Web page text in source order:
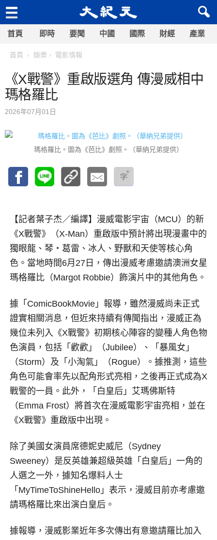
首頁 即時 要聞 中國 國際 財經 產業
首頁 娛樂 電影情報
《X戰警》重啟版選角 傳漫威相中
瑪格羅比
2026年07月01日
瑪格羅比。圖為《芭比》劇照。（華納兄弟提供）
【記者葉子杰／編譯】 漫威電影宇宙（MCU）的新
《X戰警》（X-Man）重啟版中預計將出現漫畫中的
獨眼龍、琴‧葛雷、冰人、野獸和天使等核心角
色。當地時間6月27日，傳出漫威考慮邀請澳洲女星
瑪格羅比（Margot Robbie）飾演片中的其他角色。
據「ComicBookMovie」報導，雖然漫威尚未正式
證實相關消息，但近來持續有傳聞指出，漫威正為
幾位未列入《X戰警》初期核心陣容的變種人角色物
色演員，包括「歡歡」（Jubilee）、「暴風女」
（Storm）及「小淘氣」（Rogue）。據推測，這些
角色可能會率先以配角形式亮相，之後再正式成為X
戰警的一員。此外，「白皇后」艾瑪佛斯特
（Emma Frost）將首次在漫威電影宇宙亮相，並在
《X戰警》重啟版中出現。
除了美國女演員席德妮史威尼（Sydney
Sweeney）是反英雄兼超級英雄「白皇后」一角的
人選之一外，據知名爆料人士
「MyTimeToShineHello」表示，漫威目前亦考慮邀
請瑪格羅比來出演白皇后。
據報導，漫威影業近年多次傳出有意邀請羅比加入